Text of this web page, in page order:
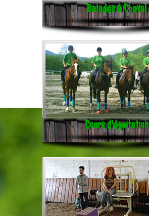
Balades à Cheval
Cours d'équitation